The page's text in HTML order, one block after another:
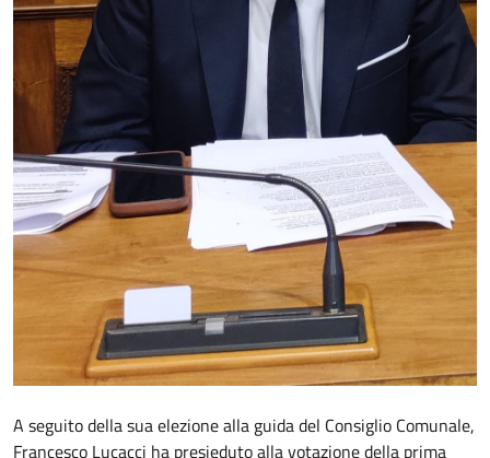
Descrizione
A seguito della sua elezione alla guida del Consiglio Comunale,
Francesco Lucacci ha presieduto alla votazione della prima